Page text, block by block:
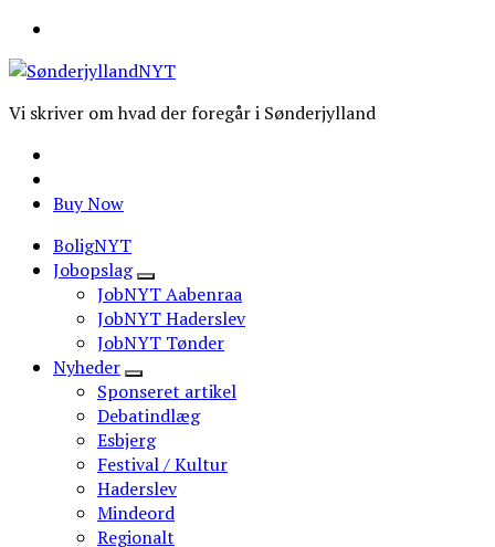
Vi skriver om hvad der foregår i Sønderjylland
Buy Now
BoligNYT
Jobopslag
JobNYT Aabenraa
JobNYT Haderslev
JobNYT Tønder
Nyheder
Sponseret artikel
Debatindlæg
Esbjerg
Festival / Kultur
Haderslev
Mindeord
Regionalt